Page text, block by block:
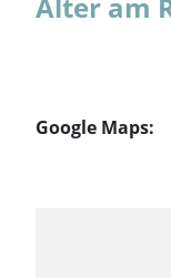
Google Maps: